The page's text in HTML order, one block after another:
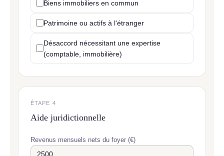
Biens immobiliers en commun
Patrimoine ou actifs à l'étranger
Désaccord nécessitant une expertise
(comptable, immobilière)
ÉTAPE 4
Aide juridictionnelle
Revenus mensuels nets du foyer (€)